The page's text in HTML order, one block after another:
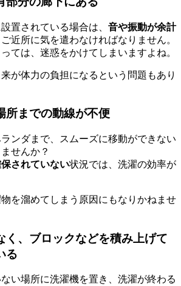
置されている場合は、 音や振動が余計
近所に気を遣わなければなりません。
ては、迷惑をかけてしまいますよね。
が体力の負担になるという問題もあり
所までの動線が不便
ンダまで、スムーズに移動ができない
せんか？
されていない状況では、洗濯の効率が
を溜めてしまう原因にもなりかねませ
く、ブロックなどを積み上げて
る
い場所に洗濯機を置き、洗濯が終わる